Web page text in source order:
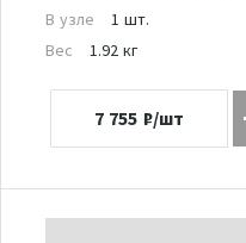
В узле
1 шт.
Вес
1.92 кг
7 755 ₽/шт